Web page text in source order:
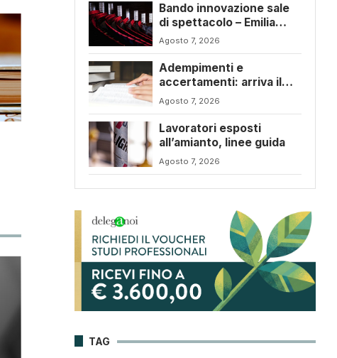
Bando innovazione sale
di spettacolo – Emilia
Romagna
Agosto 7, 2026
Adempimenti e
accertamenti: arriva il
nuovo Testo Unico
fiscale
Agosto 7, 2026
Lavoratori esposti
all’amianto, linee guida
Agosto 7, 2026
TAG